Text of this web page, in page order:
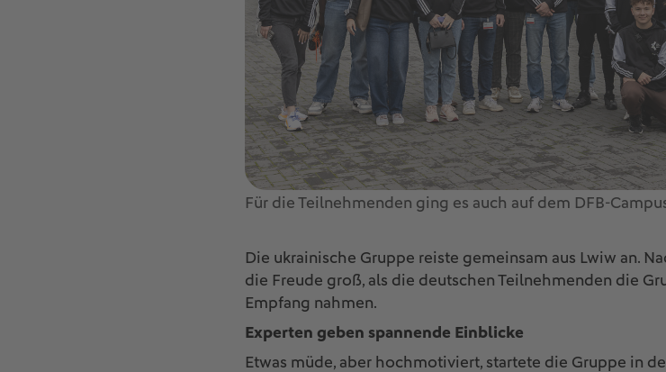
Für die Teilnehmenden ging es auch auf dem DFB-
Die ukrainische Gruppe reiste gemeinsam aus Lwiw an.
die Freude groß, als die deutschen Teilnehmenden die
Empfang nahmen.
Experten geben spannende Einblicke
Etwas müde, aber hochmotiviert, startete die Gruppe in